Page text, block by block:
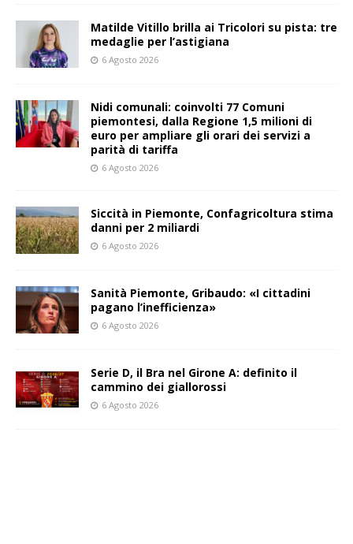
Matilde Vitillo brilla ai Tricolori su pista: tre
medaglie per l’astigiana
6 Agosto 2026
Nidi comunali: coinvolti 77 Comuni
piemontesi, dalla Regione 1,5 milioni di
euro per ampliare gli orari dei servizi a
parità di tariffa
6 Agosto 2026
Siccità in Piemonte, Confagricoltura stima
danni per 2 miliardi
6 Agosto 2026
Sanità Piemonte, Gribaudo: «I cittadini
pagano l’inefficienza»
6 Agosto 2026
Serie D, il Bra nel Girone A: definito il
cammino dei giallorossi
6 Agosto 2026